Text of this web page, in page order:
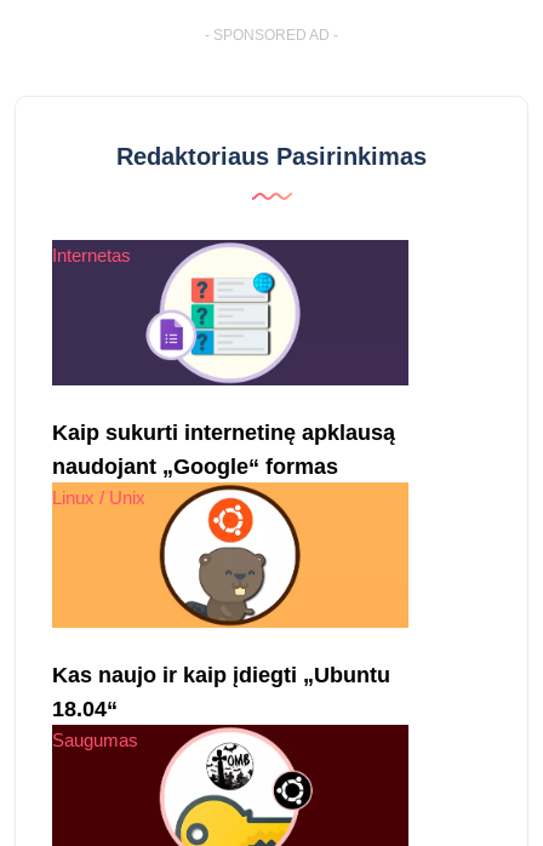
- SPONSORED AD -
Redaktoriaus Pasirinkimas
Internetas
Kaip sukurti internetinę apklausą
naudojant „Google“ formas
Linux / Unix
Kas naujo ir kaip įdiegti „Ubuntu
18.04“
Saugumas